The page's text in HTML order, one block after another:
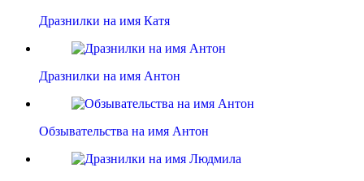
Дразнилки на имя Катя
Дразнилки на имя Антон
Обзывательства на имя Антон